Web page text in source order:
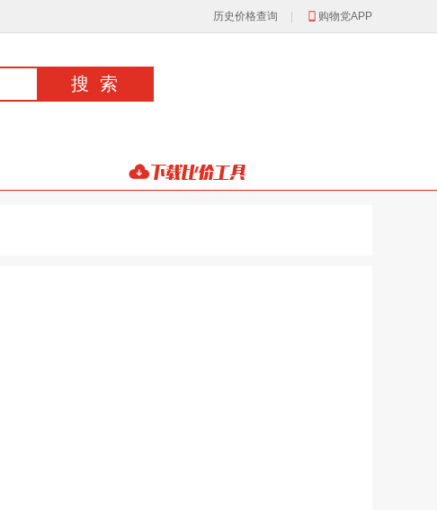
历史价格查询 购物党APP